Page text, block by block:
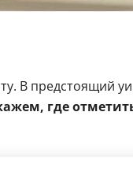
В предстоящий
где